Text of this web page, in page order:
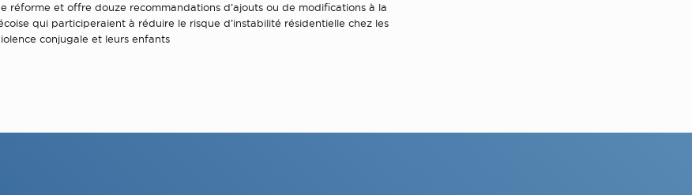
réforme et offre douze recommandations d’ajouts ou de modifications à la
qui participeraient à réduire le risque d’instabilité résidentielle chez les
conjugale et leurs enfants